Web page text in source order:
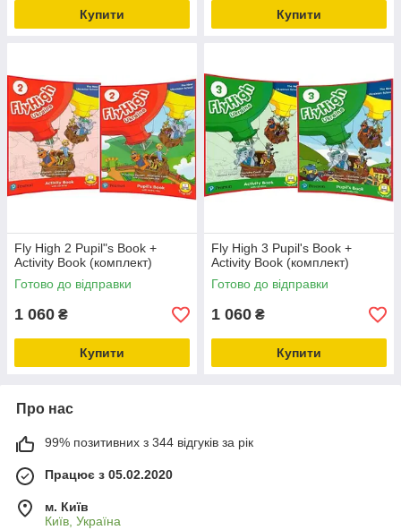
Купити Купити
Fly High 2 Pupil"s Book +
Activity Book (комплект)
Готово до відправки
1 060 ₴
Купити
Fly High 3 Pupil's Book +
Activity Book (комплект)
Готово до відправки
1 060 ₴
Купити
Про нас
99% позитивних з 344 відгуків за рік
Працює з 05.02.2020
м. Київ
Київ, Україна